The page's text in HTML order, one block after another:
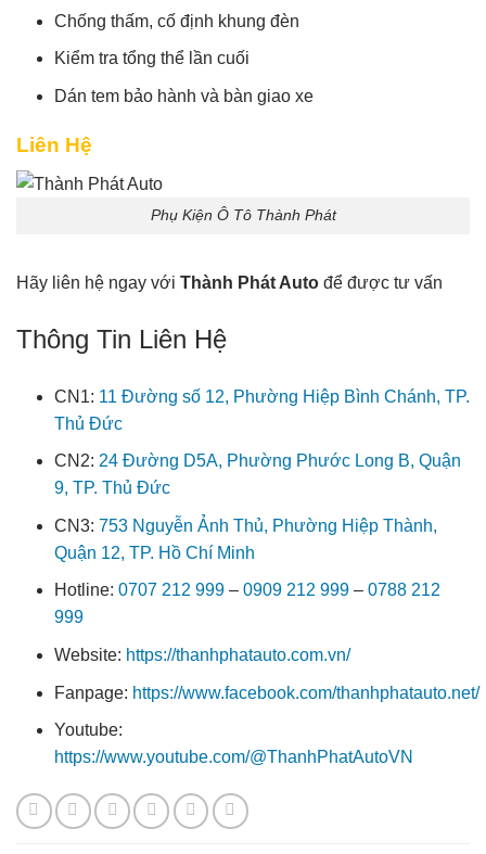
Chống thấm, cố định khung đèn
Kiểm tra tổng thể lần cuối
Dán tem bảo hành và bàn giao xe
Liên Hệ
Phụ Kiện Ô Tô Thành Phát
Hãy liên hệ ngay với Thành Phát Auto để được tư vấn
Thông Tin Liên Hệ
CN1: 11 Đường số 12, Phường Hiệp Bình Chánh, TP.
Thủ Đức
CN2: 24 Đường D5A, Phường Phước Long B, Quận
9, TP. Thủ Đức
CN3: 753 Nguyễn Ảnh Thủ, Phường Hiệp Thành,
Quận 12, TP. Hồ Chí Minh
Hotline: 0707 212 999 – 0909 212 999 – 0788 212
999
Website: https://thanhphatauto.com.vn/
Fanpage: https://www.facebook.com/thanhphatauto.net/
Youtube:
https://www.youtube.com/@ThanhPhatAutoVN